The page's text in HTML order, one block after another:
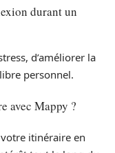
durant un
d’améliorer la
personnel.
avec Mappy ?
itinéraire en